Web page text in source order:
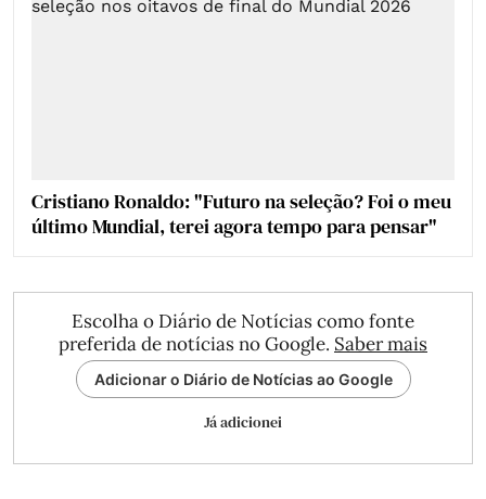
Cristiano Ronaldo: "Futuro na seleção? Foi o meu
último Mundial, terei agora tempo para pensar"
Escolha o Diário de Notícias como fonte
preferida de notícias no Google. Saber mais
Adicionar o Diário de Notícias ao Google
Já adicionei